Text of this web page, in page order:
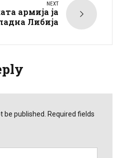
NEXT
армија ја
Либија
be published. Required fields